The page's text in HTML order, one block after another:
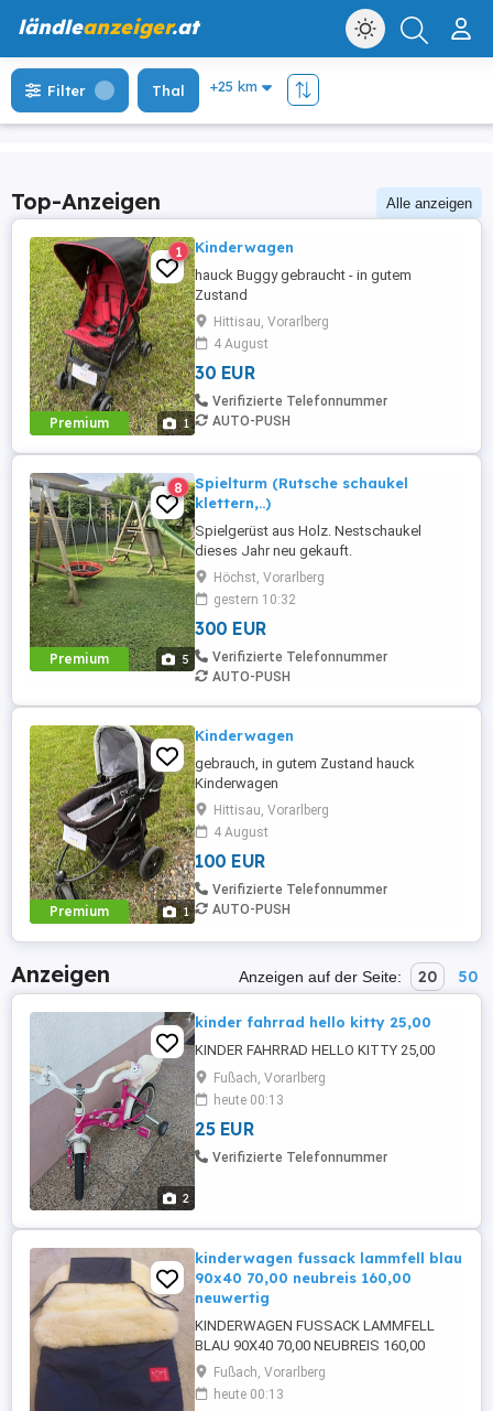
ländleanzeiger.at
Filter Thal
Top-Anzeigen Alle anzeigen
Premium 1
1 Kinderwagen
hauck Buggy gebraucht - in gutem
Zustand
Hittisau, Vorarlberg
4 August
30 EUR
Verifizierte Telefonnummer
AUTO-PUSH
Premium 5
8
Spielturm (Rutsche schaukel
klettern,..)
Spielgerüst aus Holz. Nestschaukel
dieses Jahr neu gekauft.
Höchst, Vorarlberg
gestern 10:32
300 EUR
Verifizierte Telefonnummer
AUTO-PUSH
Premium 1
Kinderwagen
gebrauch, in gutem Zustand hauck
Kinderwagen
Hittisau, Vorarlberg
4 August
100 EUR
Verifizierte Telefonnummer
AUTO-PUSH
Anzeigen Anzeigen auf der Seite: 20 50
2
kinder fahrrad hello kitty 25,00
KINDER FAHRRAD HELLO KITTY 25,00
Fußach, Vorarlberg
heute 00:13
25 EUR
Verifizierte Telefonnummer
kinderwagen fussack lammfell blau
90x40 70,00 neubreis 160,00
neuwertig
KINDERWAGEN FUSSACK LAMMFELL
BLAU 90X40 70,00 NEUBREIS 160,00
NEUWERTIG
Fußach, Vorarlberg
heute 00:13